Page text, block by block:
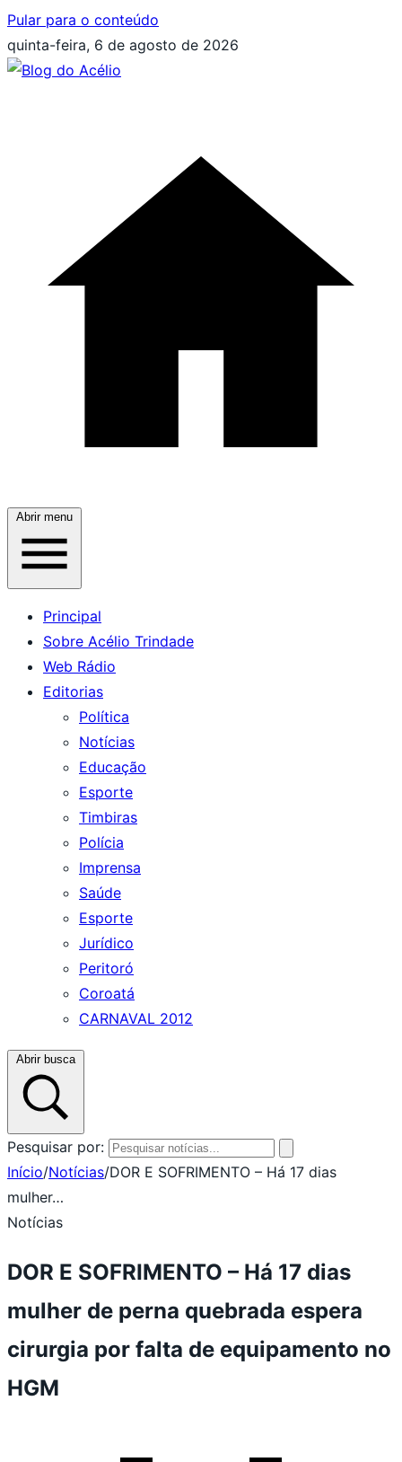
Pular para o conteúdo
quinta-feira, 6 de agosto de 2026
Abrir menu
Principal
Sobre Acélio Trindade
Web Rádio
Editorias
Política
Notícias
Educação
Esporte
Timbiras
Polícia
Imprensa
Saúde
Esporte
Jurídico
Peritoró
Coroatá
CARNAVAL 2012
Abrir busca
Pesquisar por:
Início/Notícias/DOR E SOFRIMENTO – Há 17 dias
mulher…
Notícias
DOR E SOFRIMENTO – Há 17 dias
mulher de perna quebrada espera
cirurgia por falta de equipamento no
HGM